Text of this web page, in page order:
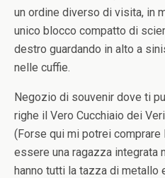
un ordine diverso di visita, in
unico blocco compatto di
destro guardando in alto a
nelle cuffie.
Negozio di souvenir dove ti
righe il Vero Cucchiaio dei
(Forse qui mi potrei
essere una ragazza integrata
hanno tutti la tazza di metallo